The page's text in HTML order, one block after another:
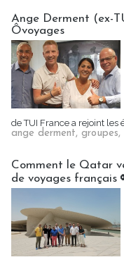
Ange Derment (ex-
Ôvoyages
de TUI France a rejoint les
ange derment, groupes,
Comment le Qatar
de voyages français